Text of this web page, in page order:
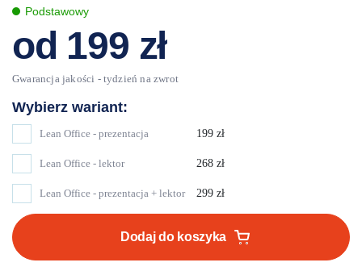
Podstawowy
od 199 zł
Lean Office - prezentacja 199 zł
Lean Office - lektor 268 zł
Lean Office - prezentacja + lektor 299 zł
Dodaj do koszyka